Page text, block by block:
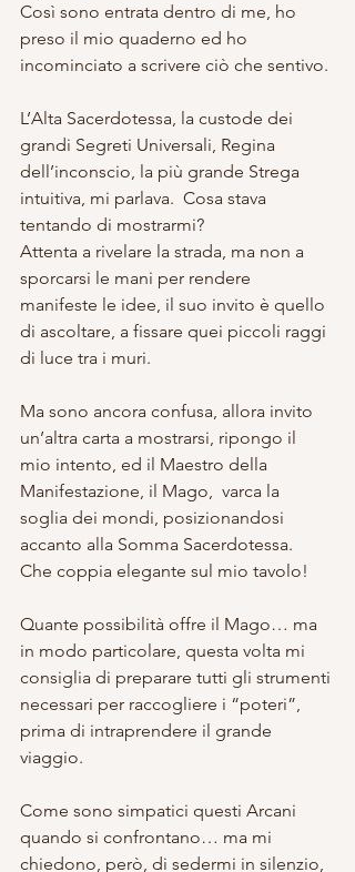
Così sono entrata dentro di me, ho
preso il mio quaderno ed ho
incominciato a scrivere ciò che sentivo.
L’Alta Sacerdotessa, la custode dei
grandi Segreti Universali, Regina
dell’inconscio, la più grande Strega
intuitiva, mi parlava.  Cosa stava
tentando di mostrarmi?
Attenta a rivelare la strada, ma non a
sporcarsi le mani per rendere
manifeste le idee, il suo invito è quello
di ascoltare, a fissare quei piccoli raggi
di luce tra i muri.
Ma sono ancora confusa, allora invito
un’altra carta a mostrarsi, ripongo il
mio intento, ed il Maestro della
Manifestazione, il Mago,  varca la
soglia dei mondi, posizionandosi
accanto alla Somma Sacerdotessa.
Che coppia elegante sul mio tavolo!
Quante possibilità offre il Mago… ma
in modo particolare, questa volta mi
consiglia di preparare tutti gli strumenti
necessari per raccogliere i “poteri”,
prima di intraprendere il grande
viaggio.
Come sono simpatici questi Arcani
quando si confrontano… ma mi
chiedono, però, di sedermi in silenzio,